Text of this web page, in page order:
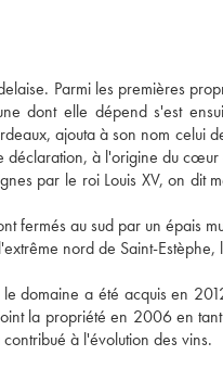
Parmi les premières
dont elle dépend s'est
ajouta à son nom celui
à l'origine du cœur
par le roi Louis XV, on dit
fermés au sud par un épais
nord de Saint-
domaine a été acquis en
la propriété en 2006 en
à l'évolution des vins.